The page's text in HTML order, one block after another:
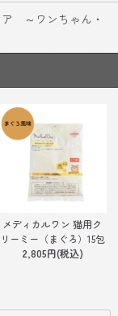
～ワンちゃん・
メディカルワン 猫用ク
リーミー（まぐろ）15包
2,805円(税込)